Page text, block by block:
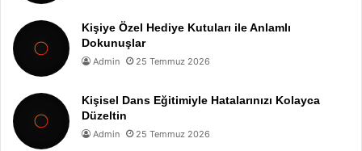
Kişiye Özel Hediye Kutuları ile Anlamlı
Dokunuşlar
Admin 25 Temmuz 2026
Kişisel Dans Eğitimiyle Hatalarınızı Kolayca
Düzeltin
Admin 25 Temmuz 2026